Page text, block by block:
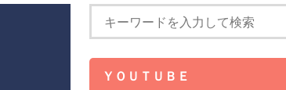
ＹＯＵＴＵＢＥ